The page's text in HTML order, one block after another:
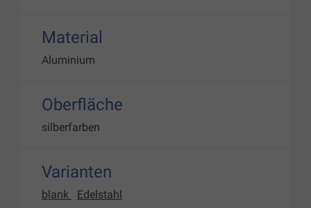
Material
Aluminium
Oberfläche
silberfarben
Varianten
blank Edelstahl